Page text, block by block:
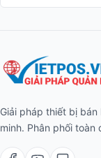
Giải pháp thiết bị bán
minh. Phân phối